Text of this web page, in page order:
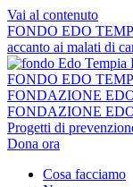
Vai al contenuto
FONDO EDO
accanto ai malati di
FONDO EDO
FONDAZIONE
FONDAZIONE
Progetti di
Dona ora
Cosa facciamo